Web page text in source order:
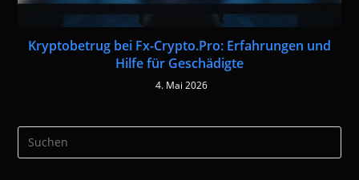
Kryptobetrug bei Fx-Crypto.Pro: Erfahrungen und
Hilfe für Geschädigte
4. Mai 2026